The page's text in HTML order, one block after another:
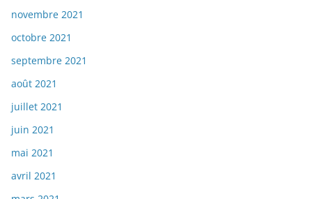
novembre 2021
octobre 2021
septembre 2021
août 2021
juillet 2021
juin 2021
mai 2021
avril 2021